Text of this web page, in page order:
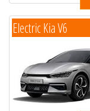
Electric Kia V6